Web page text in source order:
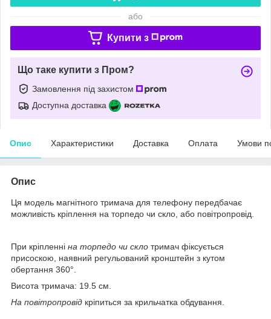
або
Купити з
Що таке купити з Пром?
Замовлення під захистом
Доступна доставка
Опис Характеристики Доставка Оплата Умови
Опис
Ця модель магнітного тримача для телефону передбачає
можливість кріплення на торпедо чи скло, або повітропровід.
При кріпленні на торпедо чи скло тримач фіксується
присоскою, наявний регульований кронштейн з кутом
обертання 360°.
Висота тримача: 19.5 см.
На повітропровід кріпиться за крильчатка обдування.